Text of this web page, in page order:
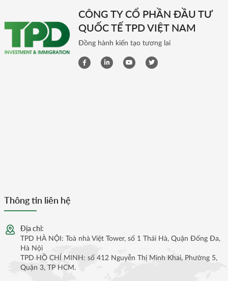
CÔNG TY CỔ PHẦN ĐẦU TƯ
QUỐC TẾ TPD VIỆT NAM
Đồng hành kiến tạo tương lai
Thông tin liên hệ
Địa chỉ:
TPD HÀ NỘI: Toà nhà Việt Tower, số 1 Thái Hà, Quận Đống Đa,
Hà Nội
TPD HỒ CHÍ MINH: số 412 Nguyễn Thị Minh Khai, Phường 5,
Quận 3, TP HCM.